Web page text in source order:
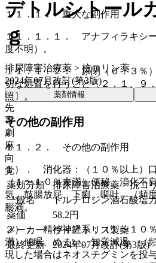
１１．１． 重大な副作用
１１．１．１． アナフィラキシ
度不明）。
１１．１．２． 尿閉（０．３％
切な処置を行うこと〔２．１、９
照〕。
その他の副作用
１１．２． その他の副作用
１）． 消化器：（１０％以上）
（１〜１０％未満）便秘、消化不
気、鼓腸放屁、下痢、嘔吐、（頻
膨満。
２）． 精神神経系：（１〜１０
満）傾眠、めまい、知覚減退、（
現した場合はネオスチグミンを投
デトルシトール
ｇ
排尿障害治療薬 > 抗コリン薬
2024年07月改訂(第3版)
薬剤情報
先
毒
劇
麻
向
覚
薬効分類
排尿障害治療薬 > 抗コ
一般名
トルテロジン酒石酸塩
薬価
58.2円
メーカー
ヴィアトリス製薬
最終更新
2024年07月改訂(第3版)